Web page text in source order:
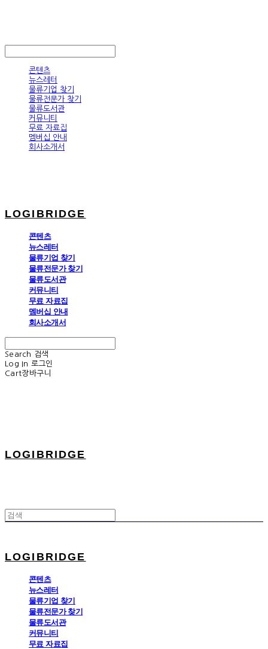
콘텐츠
뉴스레터
물류기업 찾기
물류전문가 찾기
물류도서관
커뮤니티
무료 자료집
멤버십 안내
회사소개서
LOGIBRIDGE
콘텐츠
뉴스레터
물류기업 찾기
물류전문가 찾기
물류도서관
커뮤니티
무료 자료집
멤버십 안내
회사소개서
Search
검색
Log In 로그인
Cart장바구니
LOGIBRIDGE
LOGIBRIDGE
콘텐츠
뉴스레터
물류기업 찾기
물류전문가 찾기
물류도서관
커뮤니티
무료 자료집